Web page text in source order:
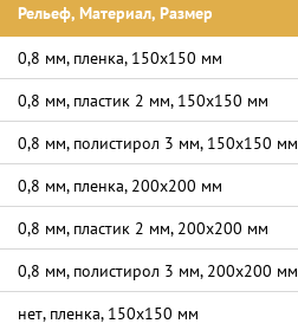
Рельеф, Материал, Размер
0,8 мм, пленка, 150х150 мм
0,8 мм, пластик 2 мм, 150х150 мм
0,8 мм, полистирол 3 мм, 150х150 мм
0,8 мм, пленка, 200х200 мм
0,8 мм, пластик 2 мм, 200х200 мм
0,8 мм, полистирол 3 мм, 200х200 мм
нет, пленка, 150х150 мм